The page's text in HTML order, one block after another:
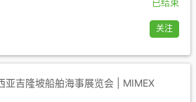
关注
亚吉隆坡船舶海事展览会 | MIMEX